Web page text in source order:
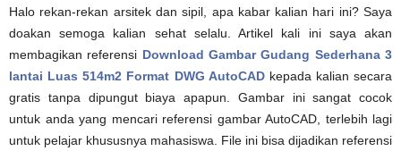
Halo rekan-rekan arsitek dan sipil, apa kabar kalian hari ini? Saya
doakan semoga kalian sehat selalu. Artikel kali ini saya akan
membagikan referensi Download Gambar Gudang Sederhana 3
lantai Luas 514m2 Format DWG AutoCADkepada kalian secara
gratis tanpa dipungut biaya apapun. Gambar ini sangat cocok
untuk anda yang mencari referensi gambar AutoCAD, terlebih lagi
untuk pelajar khususnya mahasiswa. File ini bisa dijadikan referensi